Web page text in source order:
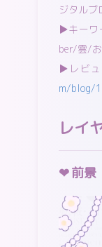
ジタルブ
▶︎キーワ
ber/雲/お
▶︎レビュ
m/blog/
レイ
前景